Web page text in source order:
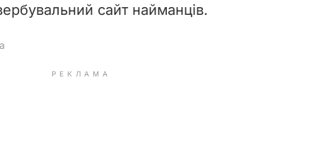
сайт найманців.
РЕКЛАМА